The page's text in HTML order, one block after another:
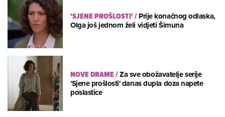
'SJENE PROŠLOSTI'/Prije konačnog odlaska,
Olga još jednom želi vidjeti Šimuna
NOVE DRAME/Za sve obožavatelje serije
'Sjene prošlosti' danas dupla doza napete
poslastice